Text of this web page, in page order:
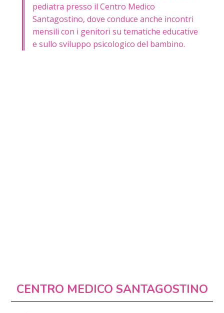
pediatra presso il Centro Medico
Santagostino, dove conduce anche incontri
mensili con i genitori su tematiche educative
e sullo sviluppo psicologico del bambino.
CENTRO MEDICO SANTAGOSTINO